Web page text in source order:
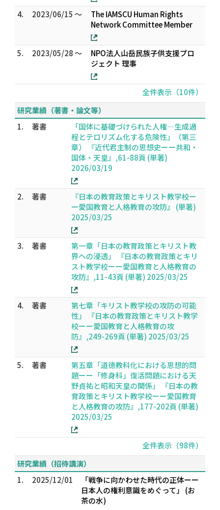
4. 2023/06/15 ～
The IAMSCU Human Rights
Network Committee Member
5. 2023/05/28 ～
NPO法人山岳民族子供支援プロ
ジェクト 理事
全件表示（10件）
研究業績（著書・論文等）
1.
著書
「国体に基礎づけられた人権―生成過
程とテロリズム化する危険性」（第三
章） 『近代君主制の思想史ーー共和・
国体・天皇』,61-88頁 (単著)
2026/03/19
2. 著書
『日本の教育政策とキリスト教学校ー
ー愛国教育と人格教育の攻防』 (単著)
2025/03/25
3. 著書
第一章「日本の教育政策とキリスト教
界への浸透」 『日本の教育政策とキリ
スト教学校ーー愛国教育と人格教育の
攻防』,11-43頁 (単著) 2025/03/25
4. 著書
第七章「キリスト教学校の攻防の可能
性」 『日本の教育政策とキリスト教学
校ーー愛国教育と人格教育の攻
防』,249-269頁 (単著) 2025/03/25
5. 著書
第五章「道徳教科化における思想的問
題ーー「修身科」復活問題における天
野貞祐と昭和天皇の関係」 『日本の教
育政策とキリスト教学校ーー愛国教育
と人格教育の攻防』,177-202頁 (単著)
2025/03/25
全件表示（98件）
研究業績（招待講演）
1.
2025/12/01
「戦争に向かわせた時代の正体ーー
日本人の権利意識をめぐって」 (お
茶の水)